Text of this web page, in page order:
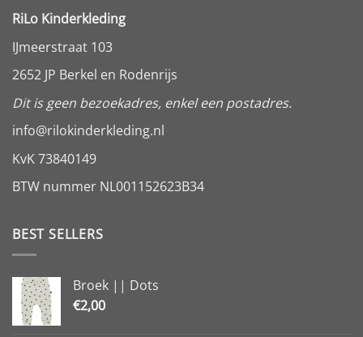
RiLo Kinderkleding
IJmeerstraat 103
2652 JP Berkel en Rodenrijs
Dit is geen bezoekadres, enkel een postadres.
info@rilokinderkleding.nl
KvK 73840149
BTW nummer NL001152623B34
BEST SELLERS
Broek || Dots
€2,00